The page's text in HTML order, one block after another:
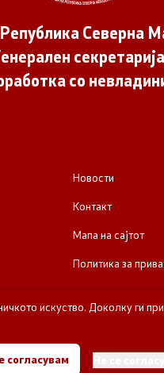
Северна
со
Новости
Контакт
Мапа на сајтот
Политика за
организации -
искуство. Доколку ги
согласувам